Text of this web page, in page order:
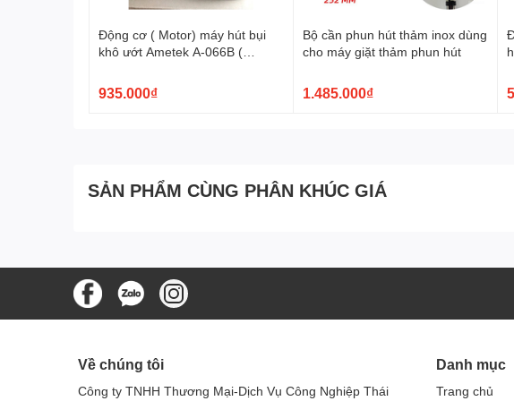
Động cơ ( Motor) máy hút bụi
khô ướt Ametek A-066B (
935.000₫
Bộ cần phun hút thảm inox dùng
cho máy giặt thảm phun hút
1.485.000₫
SẢN PHẨM CÙNG PHÂN KHÚC GIÁ
Về chúng tôi
Công ty TNHH Thương Mại-Dịch Vụ Công Nghiệp Thái
Danh mục
Trang chủ